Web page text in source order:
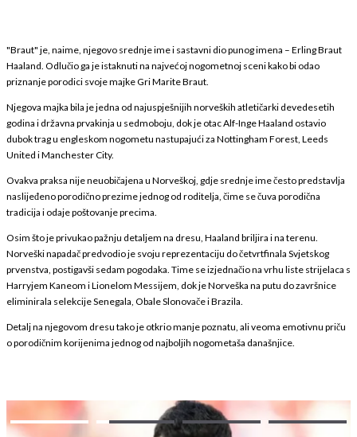
"Braut" je, naime, njegovo srednje ime i sastavni dio punog imena – Erling Braut
Haaland. Odlučio ga je istaknuti na najvećoj nogometnoj sceni kako bi odao
priznanje porodici svoje majke Gri Marite Braut.
Njegova majka bila je jedna od najuspješnijih norveških atletičarki devedesetih
godina i državna prvakinja u sedmoboju, dok je otac Alf-Inge Haaland ostavio
dubok trag u engleskom nogometu nastupajući za Nottingham Forest, Leeds
United i Manchester City.
Ovakva praksa nije neuobičajena u Norveškoj, gdje srednje ime često predstavlja
naslijeđeno porodično prezime jednog od roditelja, čime se čuva porodična
tradicija i odaje poštovanje precima.
Osim što je privukao pažnju detaljem na dresu, Haaland briljira i na terenu.
Norveški napadač predvodio je svoju reprezentaciju do četvrtfinala Svjetskog
prvenstva, postigavši sedam pogodaka. Time se izjednačio na vrhu liste strijelaca s
Harryjem Kaneom i Lionelom Messijem, dok je Norveška na putu do završnice
eliminirala selekcije Senegala, Obale Slonovače i Brazila.
Detalj na njegovom dresu tako je otkrio manje poznatu, ali veoma emotivnu priču
o porodičnim korijenima jednog od najboljih nogometaša današnjice.